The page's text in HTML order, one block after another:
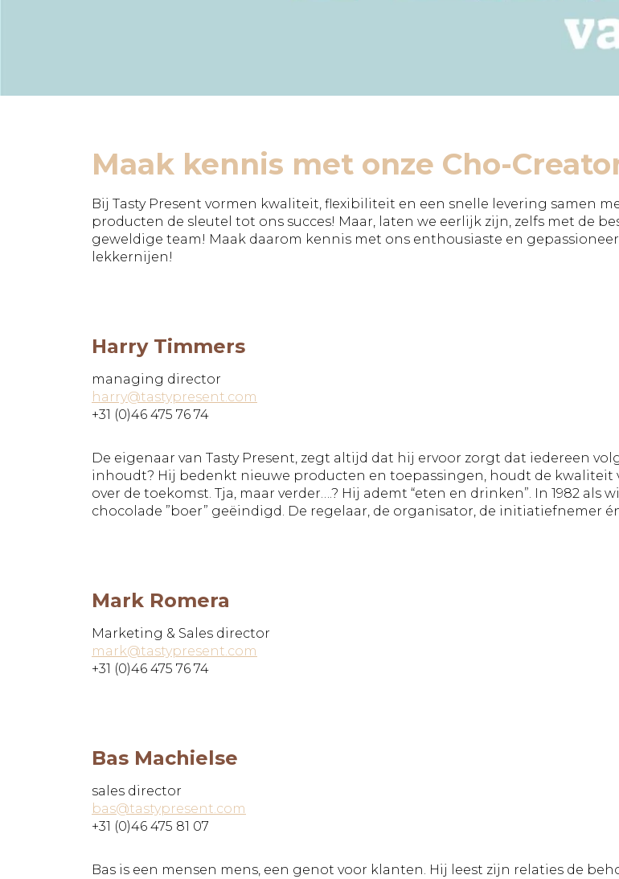
WAARDERING
CHOCOLADE
Maak kennis met onze Cho-
Bij Tasty Present vormen kwaliteit, flexibiliteit en een snelle levering samen
producten de sleutel tot ons succes! Maar, laten we eerlijk zijn, zelfs met de
geweldige team! Maak daarom kennis met ons enthousiaste en
lekkernijen!
Harry Timmers
managing director
harry@tastypresent.com
+31 (0)46 475 76 74
De eigenaar van Tasty Present, zegt altijd dat hij ervoor zorgt dat iedereen
inhoudt? Hij bedenkt nieuwe producten en toepassingen, houdt de
over de toekomst. Tja, maar verder….? Hij ademt “eten en drinken”. In 1982
chocolade ”boer” geëindigd. De regelaar, de organisator, de initiatiefnemer
Mark Romera
Marketing & Sales director
mark@tastypresent.com
+31 (0)46 475 76 74
Bas Machielse
sales director
bas@tastypresent.com
+31 (0)46 475 81 07
Bas is een mensen mens, een genot voor klanten. Hij leest zijn relaties de